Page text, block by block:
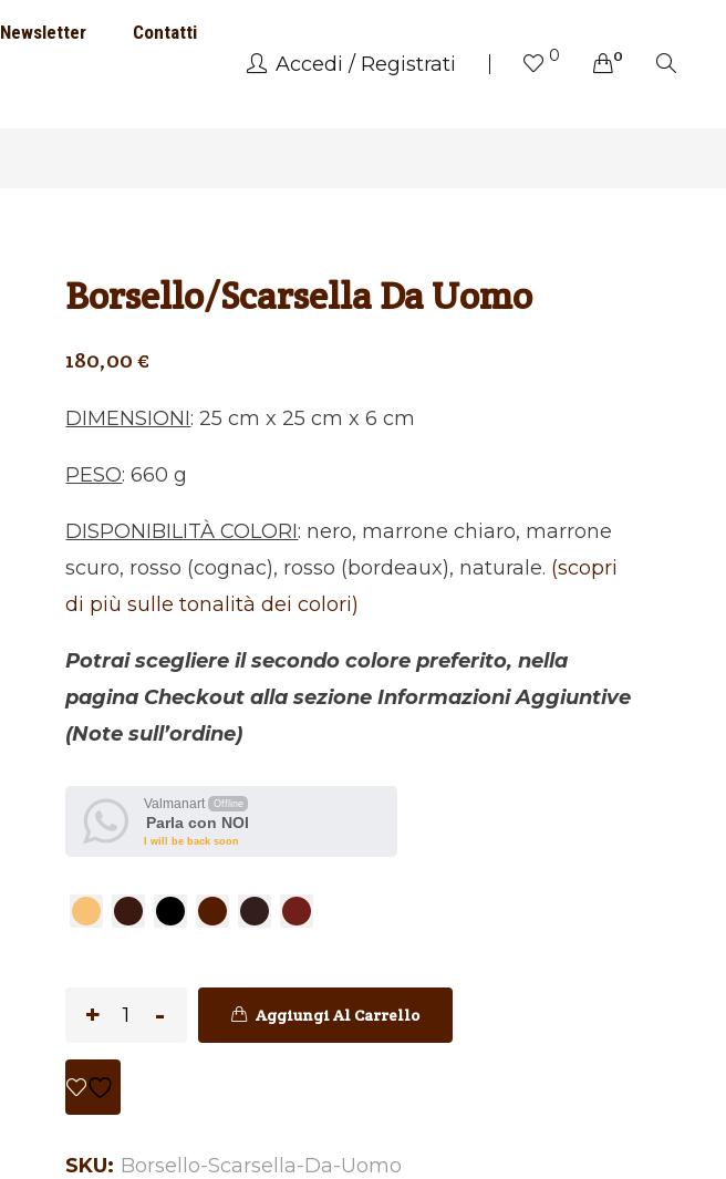
Newsletter Contatti
Accedi Registrati 0 0
Borsello/Scarsella Da Uomo
180,00€
DIMENSIONI: 25 cm x 25 cm x 6 cm
PESO: 660 g
DISPONIBILITÀ COLORI: nero, marrone chiaro, marrone
scuro, rosso (cognac), rosso (bordeaux), naturale. (scopri
di più sulle tonalità dei colori)
Potrai scegliere il secondo colore preferito, nella
pagina Checkout alla sezione Informazioni Aggiuntive
(Note sull’ordine)
Valmanart Offline
Parla con NOI
I will be back soon
Aggiungi Al Carrello
SKU: Borsello-Scarsella-Da-Uomo